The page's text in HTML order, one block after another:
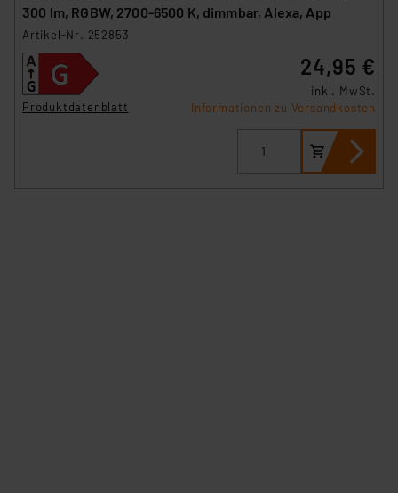
300 lm, RGBW, 2700-6500 K, dimmbar, Alexa, App
Artikel-Nr. 252853
Produktdatenblatt
24,95 €
inkl. MwSt.
Informationen zu Versandkosten